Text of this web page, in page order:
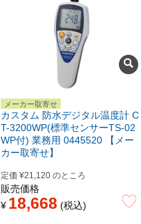
メーカー取寄せ
カスタム 防水デジタル温度計 C
T-3200WP(標準センサーTS-02
WP付) 業務用 0445520 【メー
カー取寄せ】
定価 ¥21,120 のところ
販売価格
¥ 18,668 税込